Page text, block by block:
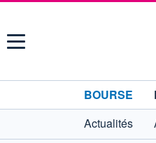
Menu
BOURSE
Actualités